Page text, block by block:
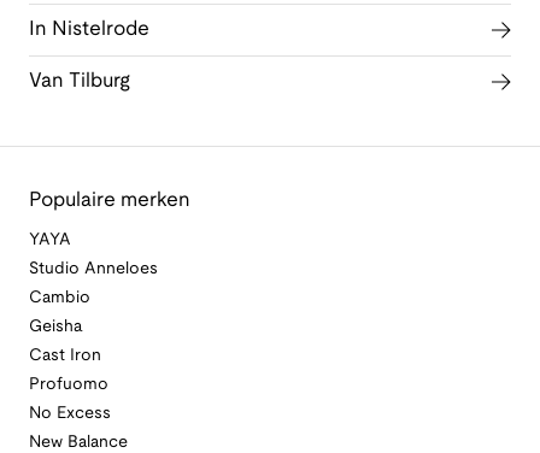
In Nistelrode
Van Tilburg
Populaire merken
YAYA
Studio Anneloes
Cambio
Geisha
Cast Iron
Profuomo
No Excess
New Balance